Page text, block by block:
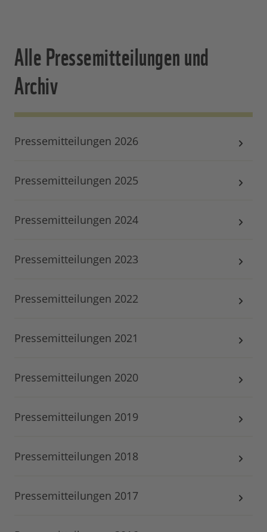
Alle Pressemitteilungen und
Archiv
Pressemitteilungen 2026
Pressemitteilungen 2025
Pressemitteilungen 2024
Pressemitteilungen 2023
Pressemitteilungen 2022
Pressemitteilungen 2021
Pressemitteilungen 2020
Pressemitteilungen 2019
Pressemitteilungen 2018
Pressemitteilungen 2017